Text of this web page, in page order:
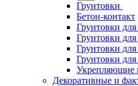
Грунтовки
Бетон-контакт
Грунтовки для
Грунтовки для
Грунтовки для
Грунтовки для
Укрепляющие
Декоративные и